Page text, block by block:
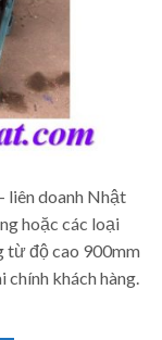
liên doanh Nhật
hoặc các loại
từ độ cao 900mm
chính khách hàng.